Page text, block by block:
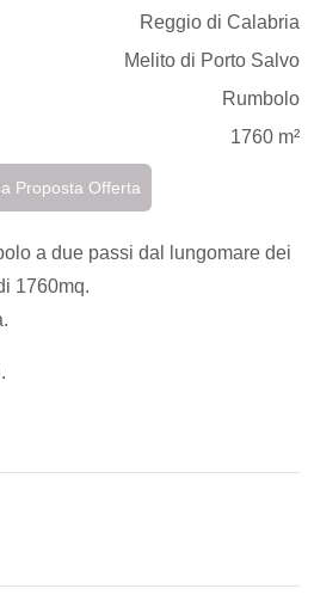
Reggio di Calabria
Melito di Porto Salvo
Rumbolo
1760 m²
Proposta Offerta
a due passi dal lungomare dei
1760mq.